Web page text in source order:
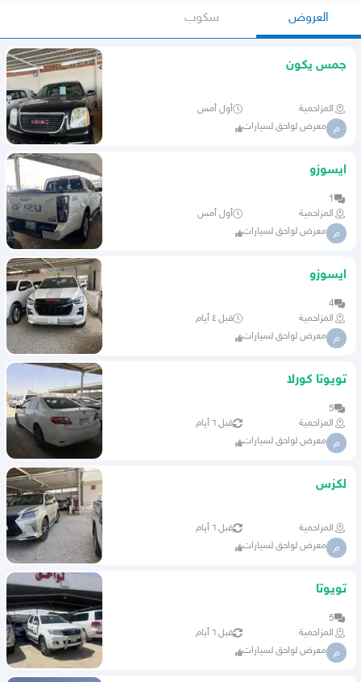
العروض سكوب
جمس يكون
المزاحمية أول أمس
م معرض لواحق لسيارات
ايسوزو
1
المزاحمية
أول أمس
م معرض لواحق لسيارات
ايسوزو
4
المزاحمية
قبل ٤ أيام
م معرض لواحق لسيارات
تويوتا كورلا
5
المزاحمية
قبل ٦ أيام
م معرض لواحق لسيارات
لكزس
المزاحمية قبل ٦ أيام
م معرض لواحق لسيارات
تويوتا
5
المزاحمية
قبل ٦ أيام
م معرض لواحق لسيارات